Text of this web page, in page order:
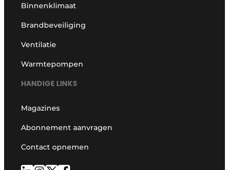
Binnenklimaat
Brandbeveiliging
Ventilatie
Warmtepompen
HANDIGE LINKS
Magazines
Abonnement aanvragen
Contact opnemen